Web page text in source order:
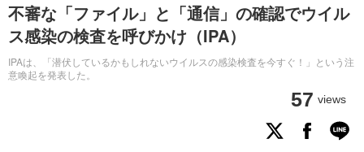
不審な「ファイル」と「通信」の確認でウイル
ス感染の検査を呼びかけ（IPA）
IPAは、「潜伏しているかもしれないウイルスの感染検査を今すぐ！」という注
意喚起を発表した。
57 views